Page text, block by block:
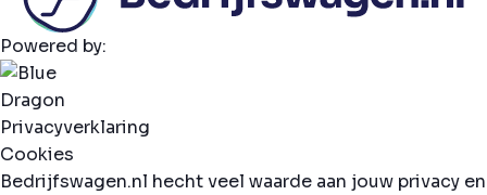
Powered by:
Privacyverklaring
Cookies
Bedrijfswagen.nl hecht veel waarde aan jouw privacy en